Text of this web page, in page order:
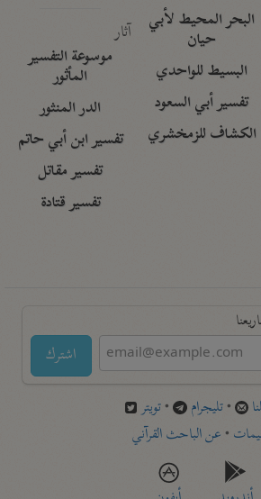
البحر المحيط لأبي
حيان
البسيط للواحدي
تفسير أبي السعود
الكشاف للزمخشري
آثار
موسوعة التفسير
المأثور
الدر المنثور
تفسير ابن أبي حاتم
تفسير مقاتل
تفسير قتادة
اشترك
•تليجرام •تويتر
•عن الباحث القرآني